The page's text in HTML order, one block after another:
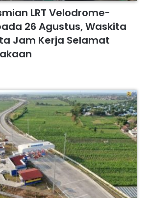
LRT Velodrome-
26 Agustus, Waskita
Jam Kerja Selamat